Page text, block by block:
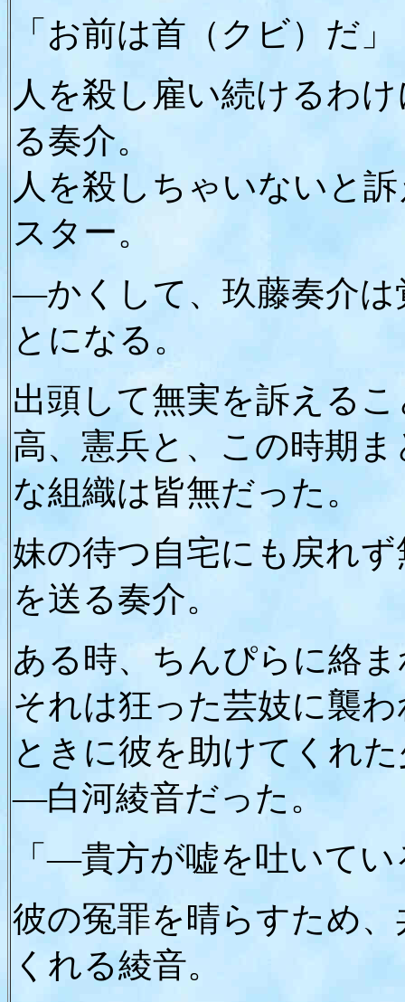
「お前は首（クビ）だ」
人を殺し雇い続けるわ
る奏介。
人を殺しちゃいないと
スター。
―かくして、玖藤奏介は
とになる。
出頭して無実を訴える
高、憲兵と、この時期
な組織は皆無だった。
妹の待つ自宅にも戻れ
を送る奏介。
ある時、ちんぴらに絡
それは狂った芸妓に襲
ときに彼を助けてくれ
―白河綾音だった。
「―貴方が嘘を吐いて
彼の冤罪を晴らすため
くれる綾音。